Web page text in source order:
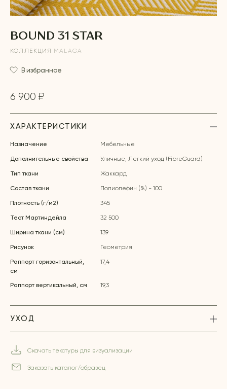
BOUND 31 STAR
КОЛЛЕКЦИЯ MALAGA
В избранное
6 900 ₽
ХАРАКТЕРИСТИКИ
Назначение Мебельные
Дополнительные свойства Уличные, Легкий уход (FibreGuard)
Тип ткани Жаккард
Состав ткани Полиолефин (%) - 100
Плотность (г/м2) 345
Тест Мартиндейла 32 500
Ширина ткани (см) 139
Рисунок Геометрия
Раппорт горизонтальный,
см
17,4
Раппорт вертикальный, см 19,3
УХОД
Скачать текстуры для визуализации
Заказать каталог/образец